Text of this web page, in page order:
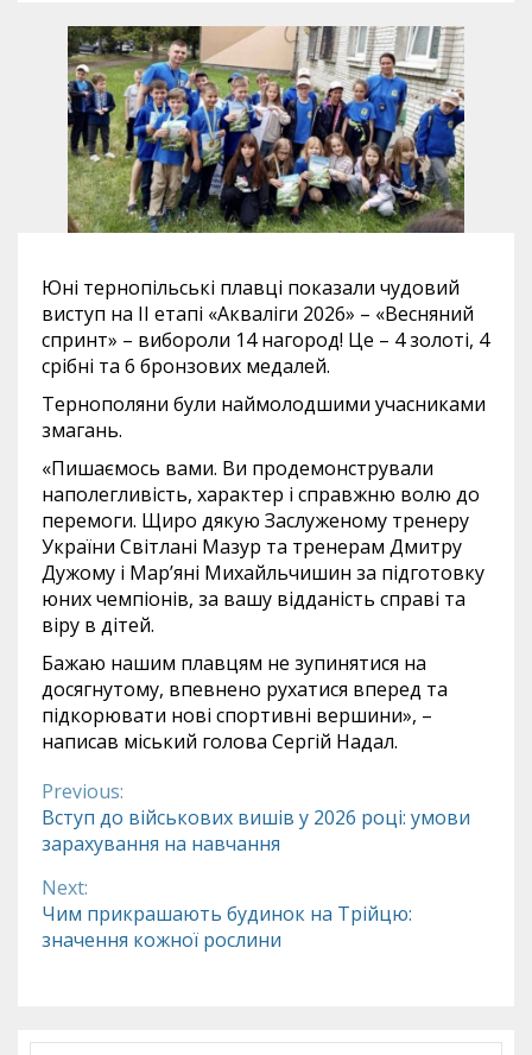
Юні тернопільські плавці показали чудовий
виступ на ІІ етапі «Акваліги 2026» – «Весняний
спринт» – вибороли 14 нагород! Це – 4 золоті, 4
срібні та 6 бронзових медалей.
Тернополяни були наймолодшими учасниками
змагань.
«Пишаємось вами. Ви продемонстрували
наполегливість, характер і справжню волю до
перемоги. Щиро дякую Заслуженому тренеру
України Світлані Мазур та тренерам Дмитру
Дужому і Мар’яні Михайльчишин за підготовку
юних чемпіонів, за вашу відданість справі та
віру в дітей.
Бажаю нашим плавцям не зупинятися на
досягнутому, впевнено рухатися вперед та
підкорювати нові спортивні вершини», –
написав міський голова Сергій Надал.
Continue
Reading
Previous:
Вступ до військових вишів у 2026 році: умови
зарахування на навчання
Next:
Чим прикрашають будинок на Трійцю:
значення кожної рослини